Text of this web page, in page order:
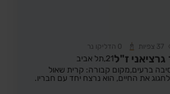
37 צפיות 0 הדליקו נר
גרציאני ז"ל21, תל אביב
ברעים,מקום קבורה: קרית שאול
את החיים, הוא נרצח יחד עם חבריו.